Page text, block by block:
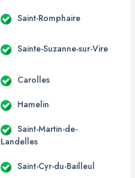
Saint-Romphaire
Sainte-Suzanne-sur-Vire
Carolles
Hamelin
Saint-Martin-de-
Landelles
Saint-Cyr-du-Bailleul